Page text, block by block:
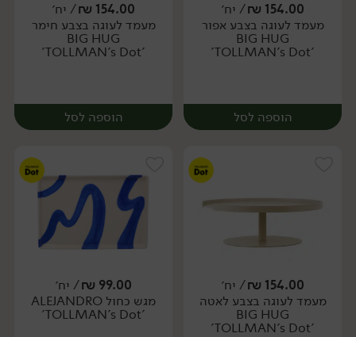
יח׳ יח׳
154.00
₪/ יח׳
מעמד לעוגה בצבע אפור
BIG HUG
'TOLLMAN's Dot'
הוספה לסל
יח׳
154.00
₪/ יח׳
מעמד לעוגה בצבע חימר
BIG HUG
'TOLLMAN's Dot'
הוספה לסל
יח׳
154.00
₪/ יח׳
מעמד לעוגה בצבע לאטה
BIG HUG
'TOLLMAN's Dot'
99.00
₪/ יח׳
מגש כחול ALEJANDRO
'TOLLMAN's Dot'